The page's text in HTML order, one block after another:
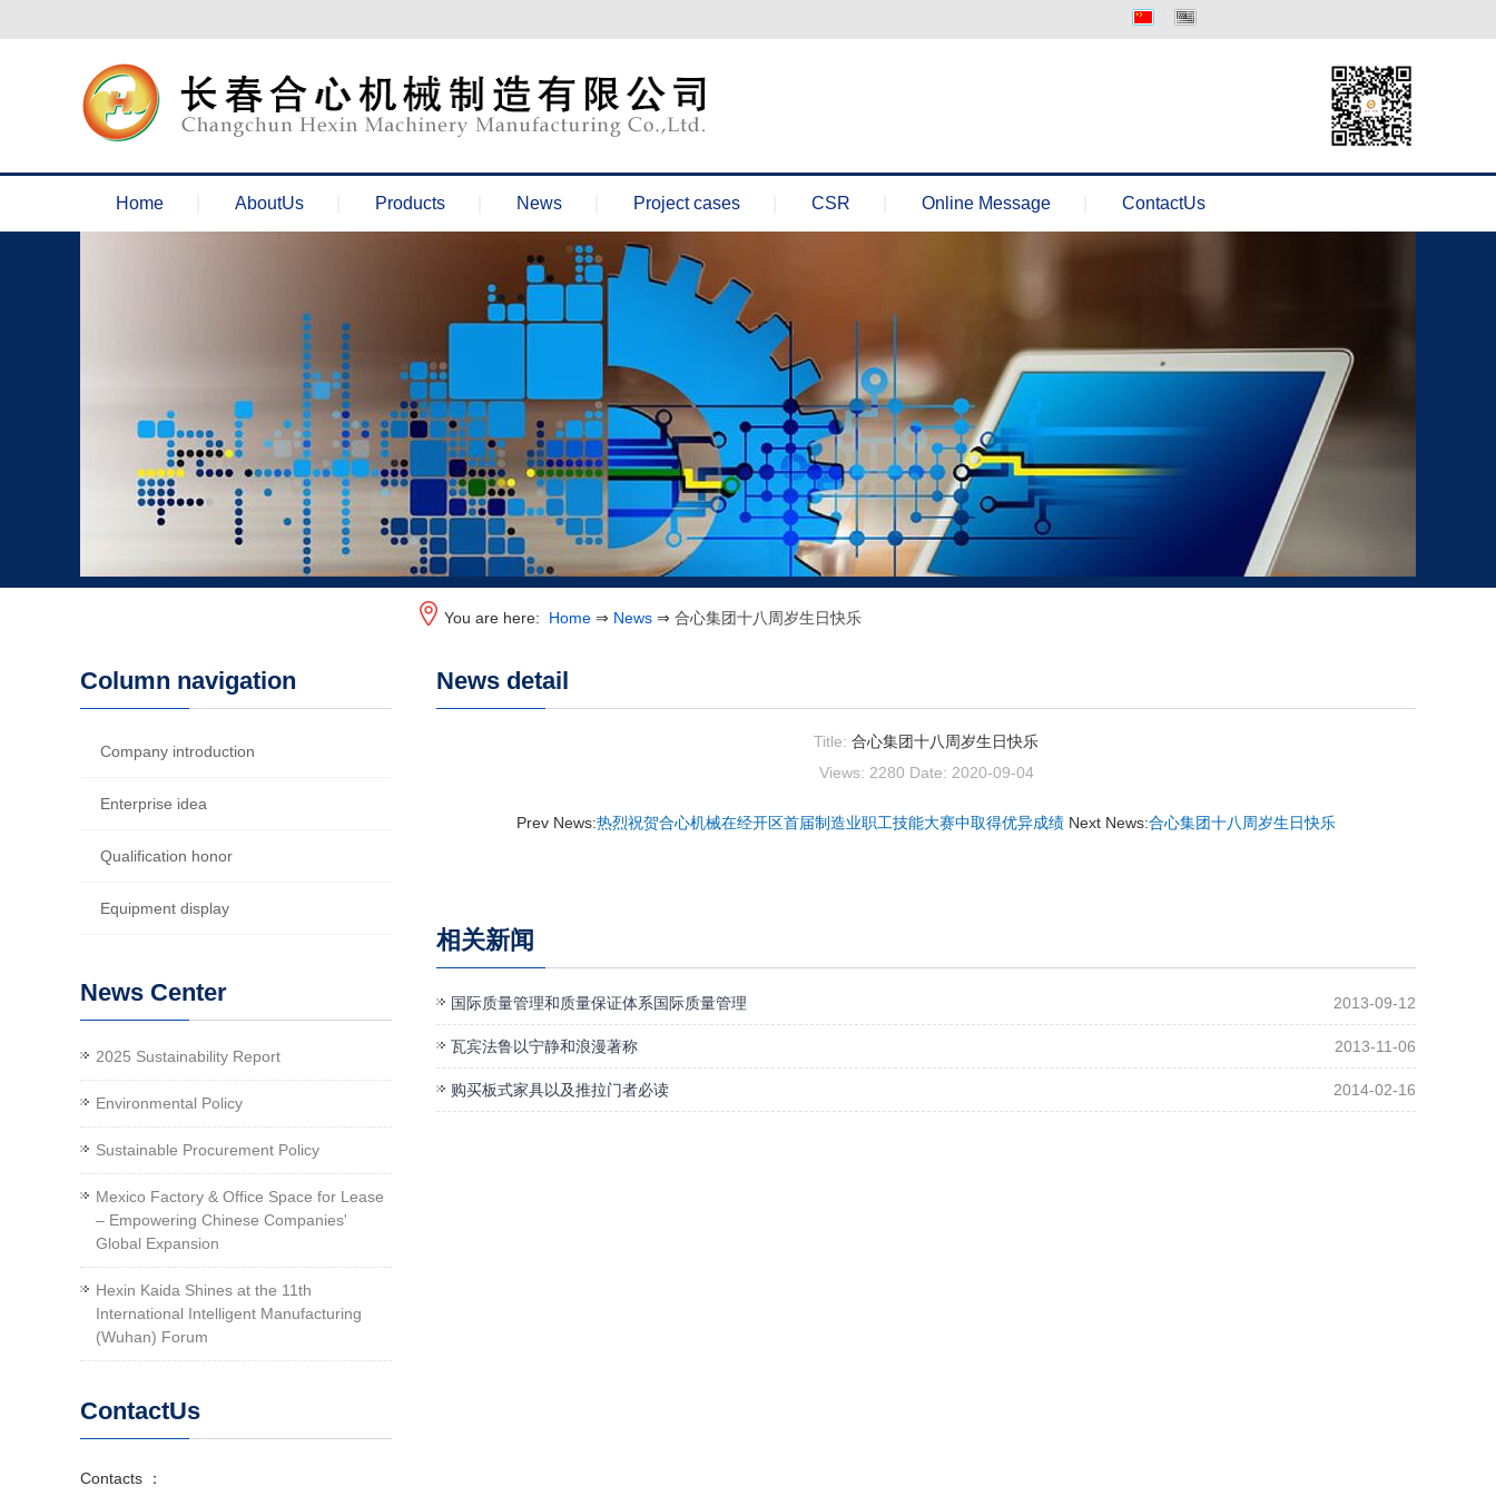
Home AboutUs Products News Project cases CSR Online Message ContactUs
You are here: Home ⇒ News ⇒ 合心集团十八周岁生日快乐
News detail
Title: 合心集团十八周岁生日快乐
Views: 2280 Date: 2020-09-04
Prev News:热烈祝贺合心机械在经开区首届制造业职工技能大赛中取得优异成绩 Next News:合心集团十八周岁生日快乐
相关新闻
国际质量管理和质量保证体系国际质量管理 2013-09-12
瓦宾法鲁以宁静和浪漫著称 2013-11-06
购买板式家具以及推拉门者必读 2014-02-16
Column navigation
Company introduction
Enterprise idea
Qualification honor
Equipment display
News Center
2025 Sustainability Report
Environmental Policy
Sustainable Procurement Policy
Mexico Factory & Office Space for Lease
– Empowering Chinese Companies'
Global Expansion
Hexin Kaida Shines at the 11th
International Intelligent Manufacturing
(Wuhan) Forum
ContactUs
Contacts ：